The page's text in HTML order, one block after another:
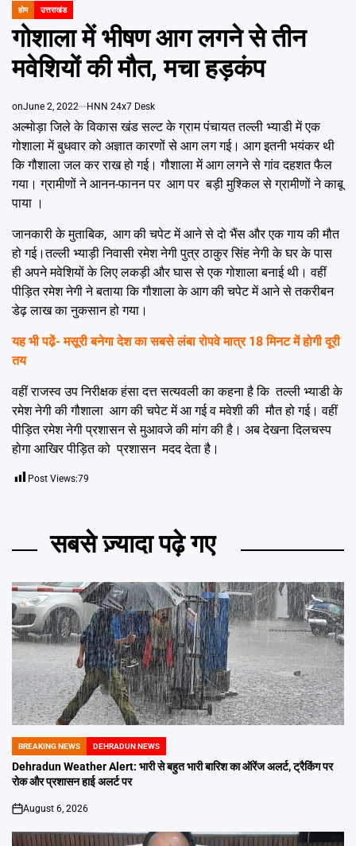
POSTED
होम उत्तराखंड
गोशाला में भीषण आग लगने से तीन
मवेशियों की मौत, मचा हड़कंप
onJune 2, 2022 HNN 24x7 Desk
अल्मोड़ा जिले के विकास खंड सल्ट के ग्राम पंचायत तल्ली भ्याडी में एक
गोशाला में बुधवार को अज्ञात कारणों से आग लग गई। आग इतनी भयंकर थी
कि गौशाला जल कर राख हो गई। गौशाला में आग लगने से गांव दहशत फैल
गया। ग्रामीणों ने आनन-फानन पर आग पर बड़ी मुश्किल से ग्रामीणों ने काबू
पाया ।
जानकारी के मुताबिक, आग की चपेट में आने से दो भैंस और एक गाय की मौत
हो गई।तल्ली भ्याड़ी निवासी रमेश नेगी पुत्र ठाकुर सिंह नेगी के घर के पास
ही अपने मवेशियों के लिए लकड़ी और घास से एक गोशाला बनाई थी। वहीं
पीड़ित रमेश नेगी ने बताया कि गौशाला के आग की चपेट में आने से तकरीबन
डेढ़ लाख का नुकसान हो गया।
यह भी पढे़ं-मसूरी बनेगा देश का सबसे लंबा रोपवे मात्र 18 मिनट में होगी दूरी
तय
वहीं राजस्व उप निरीक्षक हंसा दत्त सत्यवली का कहना है कि तल्ली भ्याडी के
रमेश नेगी की गौशाला आग की चपेट में आ गई व मवेशी की मौत हो गई। वहीं
पीड़ित रमेश नेगी प्रशासन से मुआवजे की मांग की है। अब देखना दिलचस्प
होगा आखिर पीड़ित को प्रशासन मदद देता है।
Post Views:79
सबसे ज़्यादा पढ़े गए
POSTED
IN
BREAKING NEWS DEHRADUN NEWS
Dehradun Weather Alert: भारी से बहुत भारी बारिश का ऑरेंज अलर्ट, ट्रैकिंग पर
रोक और प्रशासन हाई अलर्ट पर
on
August 6, 2026